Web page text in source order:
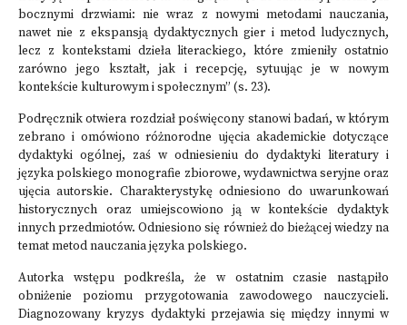
bocznymi drzwiami: nie wraz z nowymi metodami nauczania,
nawet nie z ekspansją dydaktycznych gier i metod ludycznych,
lecz z kontekstami dzieła literackiego, które zmieniły ostatnio
zarówno jego kształt, jak i recepcję, sytuując je w nowym
kontekście kulturowym i społecznym” (s. 23).
Podręcznik otwiera rozdział poświęcony stanowi badań, w którym
zebrano i omówiono różnorodne ujęcia akademickie dotyczące
dydaktyki ogólnej, zaś w odniesieniu do dydaktyki literatury i
języka polskiego monografie zbiorowe, wydawnictwa seryjne oraz
ujęcia autorskie. Charakterystykę odniesiono do uwarunkowań
historycznych oraz umiejscowiono ją w kontekście dydaktyk
innych przedmiotów. Odniesiono się również do bieżącej wiedzy na
temat metod nauczania języka polskiego.
Autorka wstępu podkreśla, że w ostatnim czasie nastąpiło
obniżenie poziomu przygotowania zawodowego nauczycieli.
Diagnozowany kryzys dydaktyki przejawia się między innymi w